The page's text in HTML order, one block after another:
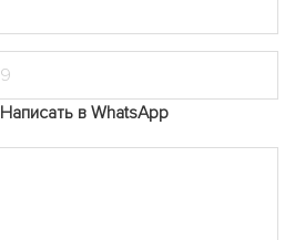
Написать в WhatsApp